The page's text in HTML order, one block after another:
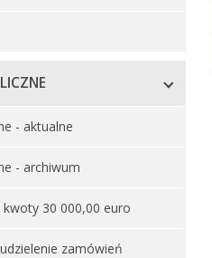
- aktualne
- archiwum
30 000,00 euro
zamówień